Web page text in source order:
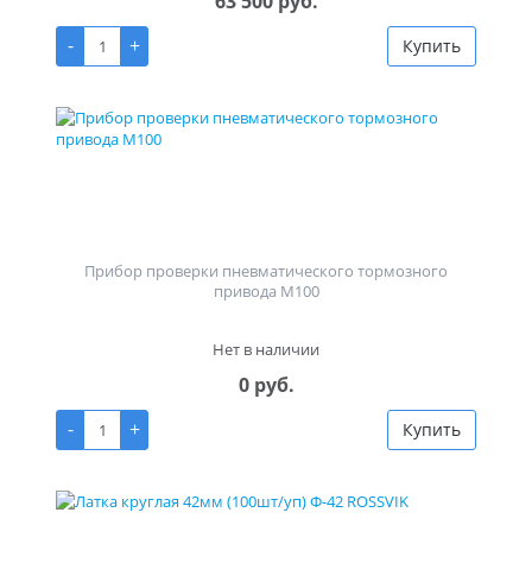
-
+ Купить
Прибор проверки пневматического тормозного
привода М100
Нет в наличии
0 руб.
-
+ Купить